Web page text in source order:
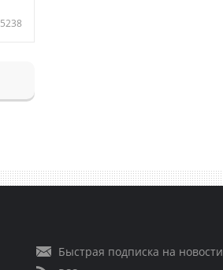
5238
Быстрая подписка на новости